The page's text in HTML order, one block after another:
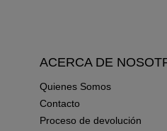
ACERCA DE
Quienes Somos
Contacto
Proceso de devolución